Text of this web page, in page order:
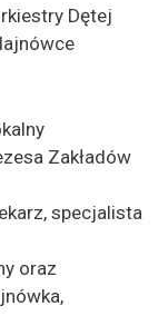
Dętej
Zakładów
specjalista
oraz